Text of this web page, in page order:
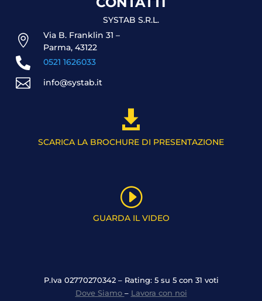
SYSTAB S.R.L.

Via B. Franklin 31 –
Parma, 43122
 0521 1626033
 info@systab.it

SCARICA LA BROCHURE DI PRESENTAZIONE
I
GUARDA IL VIDEO
P.Iva 02770270342 – Rating: 5 su 5 con 31 voti
Dove Siamo – Lavora con noi